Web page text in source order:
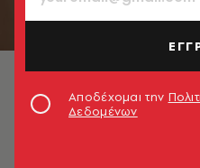
© Johanna Weber
Αποδέχομαι την
Δεδομένων